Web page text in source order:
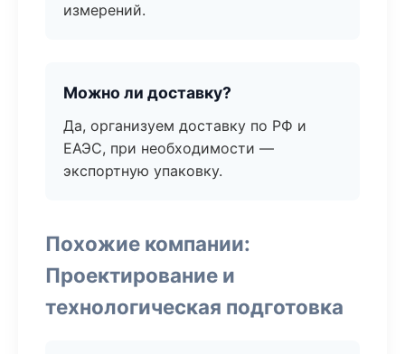
измерений.
Можно ли доставку?
Да, организуем доставку по РФ и
ЕАЭС, при необходимости —
экспортную упаковку.
Похожие компании:
Проектирование и
технологическая подготовка